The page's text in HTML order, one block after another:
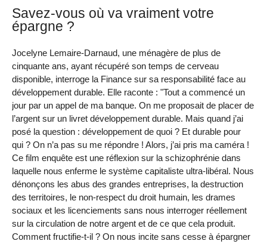
Savez-vous où va vraiment votre
épargne ?
Jocelyne Lemaire-Darnaud, une ménagère de plus de
cinquante ans, ayant récupéré son temps de cerveau
disponible, interroge la Finance sur sa responsabilité face au
développement durable. Elle raconte : "Tout a commencé un
jour par un appel de ma banque. On me proposait de placer de
l’argent sur un livret développement durable. Mais quand j’ai
posé la question : développement de quoi ? Et durable pour
qui ? On n’a pas su me répondre ! Alors, j’ai pris ma caméra !
Ce film enquête est une réflexion sur la schizophrénie dans
laquelle nous enferme le système capitaliste ultra-libéral. Nous
dénonçons les abus des grandes entreprises, la destruction
des territoires, le non-respect du droit humain, les drames
sociaux et les licenciements sans nous interroger réellement
sur la circulation de notre argent et de ce que cela produit.
Comment fructifie-t-il ? On nous incite sans cesse à épargner